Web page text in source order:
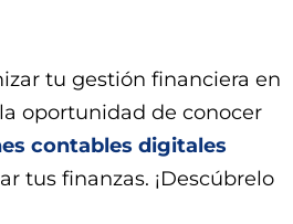
tu gestión financiera en
oportunidad de conocer
contables digitales
tus finanzas. ¡Descúbrelo